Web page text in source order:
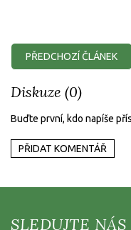
PŘEDCHOZÍ ČLÁNEK
Diskuze (0)
Buďte první, kdo napíše
PŘIDAT KOMENTÁŘ